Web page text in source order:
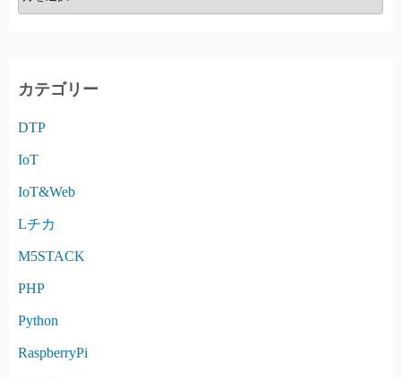
R
E
カテゴリー
DTP
IoT
IoT&Web
Lチカ
M5STACK
PHP
Python
RaspberryPi